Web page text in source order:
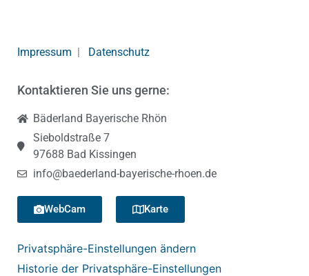
Impressum | Datenschutz
Kontaktieren Sie uns gerne:
Bäderland Bayerische Rhön
Sieboldstraße 7
97688 Bad Kissingen
info@baederland-bayerische-rhoen.de
WebCam Karte
Privatsphäre-Einstellungen ändern
Historie der Privatsphäre-Einstellungen